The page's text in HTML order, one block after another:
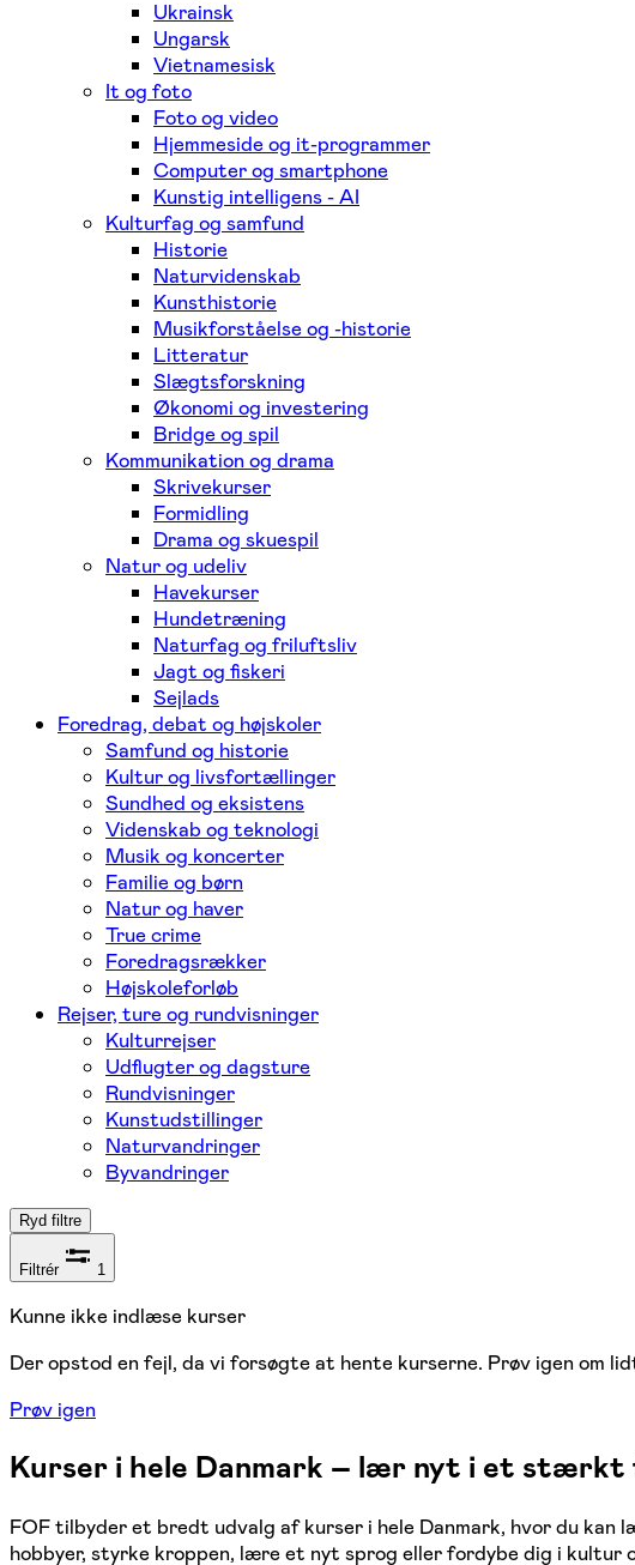
Ukrainsk
Ungarsk
Vietnamesisk
It og foto
Foto og video
Hjemmeside og it-programmer
Computer og smartphone
Kunstig intelligens - AI
Kulturfag og samfund
Historie
Naturvidenskab
Kunsthistorie
Musikforståelse og -historie
Litteratur
Slægtsforskning
Økonomi og investering
Bridge og spil
Kommunikation og drama
Skrivekurser
Formidling
Drama og skuespil
Natur og udeliv
Havekurser
Hundetræning
Naturfag og friluftsliv
Jagt og fiskeri
Sejlads
Foredrag, debat og højskoler
Samfund og historie
Kultur og livsfortællinger
Sundhed og eksistens
Videnskab og teknologi
Musik og koncerter
Familie og børn
Natur og haver
True crime
Foredragsrækker
Højskoleforløb
Rejser, ture og rundvisninger
Kulturrejser
Udflugter og dagsture
Rundvisninger
Kunstudstillinger
Naturvandringer
Byvandringer
Ryd filtre
Filtrér 1
Kunne ikke indlæse kurser
Der opstod en fejl, da vi forsøgte at hente kurserne. Prøv igen om
Prøv igen
Kurser i hele Danmark – lær nyt i et stærkt
FOF tilbyder et bredt udvalg af kurser i hele Danmark, hvor du kan
hobbyer, styrke kroppen, lære et nyt sprog eller fordybe dig i kultur